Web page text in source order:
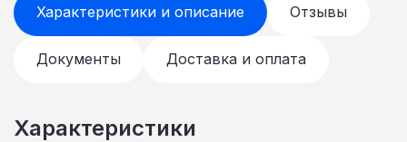
Характеристики и описание Отзывы
Документы Доставка и оплата
Характеристики